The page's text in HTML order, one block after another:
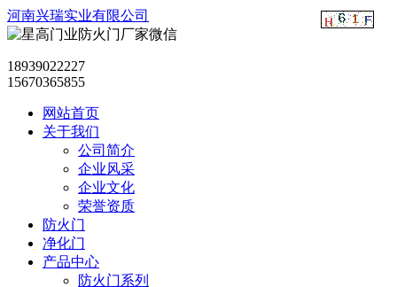
河南兴瑞实业有限公司
18939022227
15670365855
网站首页
关于我们
公司简介
企业风采
企业文化
荣誉资质
防火门
净化门
产品中心
防火门系列